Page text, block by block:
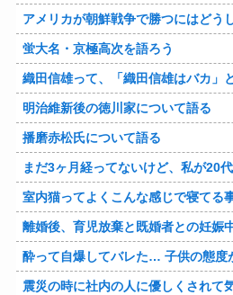
アメリカが朝鮮戦争で勝つにはどう
蛍大名・京極高次を語ろう
織田信雄って、「織田信雄はバカ」と歴史に書かれているが今
明治維新後の徳川家について語る
播磨赤松氏について語る
まだ3ヶ月経ってないけど、私が20代後半、彼がぎりで40代前半でＷ不倫中。
室内猫ってよくこんな感じで寝てる
離婚後、育児放棄と既婚者との妊娠中絶が元旦那にバレて、養育費の支払いが止まった… 私が正社
酔って自爆してバレた… 子供の態度が変わって旦那の口から離婚って言葉が出て、急速に現実に引き戻された
震災の時に社内の人に優しくされて気になって、６年付き合った彼に別れを告げました。その時新たな好きな人